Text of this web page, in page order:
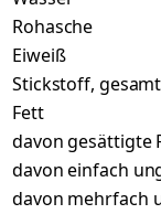
Rohasche
Eiweiß
Stickstoff, gesamt
Fett
davon gesättigte
davon einfach
davon mehrfach